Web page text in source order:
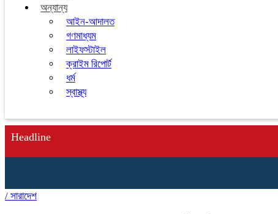
অন্যান্য
আইন-আদালত
গণমাধ্যম
লাইফস্টাইল
ক্রাইম রিপোর্ট
ধর্ম
স্বাস্থ্য
Headline
/ সারাদেশ